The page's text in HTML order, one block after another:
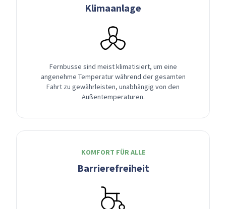
Klimaanlage
Fernbusse sind meist klimatisiert, um eine
angenehme Temperatur während der gesamten
Fahrt zu gewährleisten, unabhängig von den
Außentemperaturen.
KOMFORT FÜR ALLE
Barrierefreiheit